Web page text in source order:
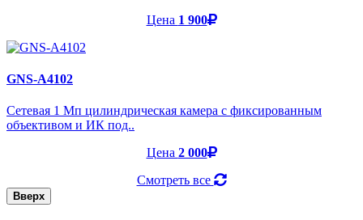
Цена 1 900
GNS-A4102
Cетевая 1 Мп цилиндрическая камера с фиксированным
объективом и ИК под..
Цена 2 000
Смотреть все
Вверх